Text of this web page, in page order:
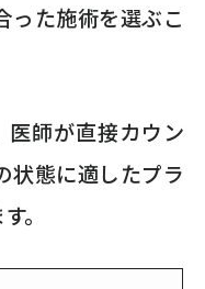
った施術を選ぶこ
師が直接カウン
状態に適したプラ
。